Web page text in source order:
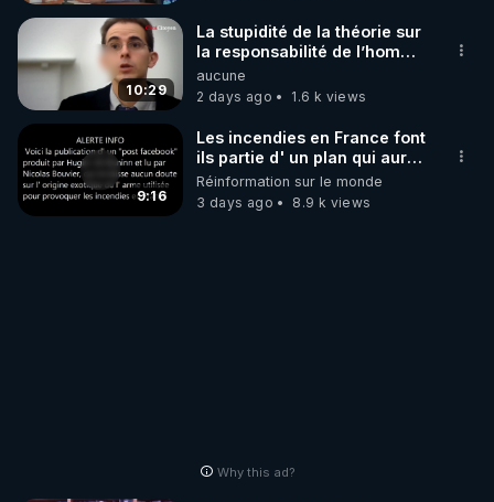
10:29
La stupidité de la théorie sur
la responsabilité de l’homme
concernant le dioxyde de
carbone.
aucune
2 days ago
1.6 k views
9:16
Les incendies en France font
ils partie d' un plan qui aurait
débuté le 11 septembre 2001
?
Réinformation sur le monde
3 days ago
8.9 k views
Why this ad?